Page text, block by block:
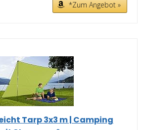
*Zum Angebot »
Tarp 3x3 m | Camping